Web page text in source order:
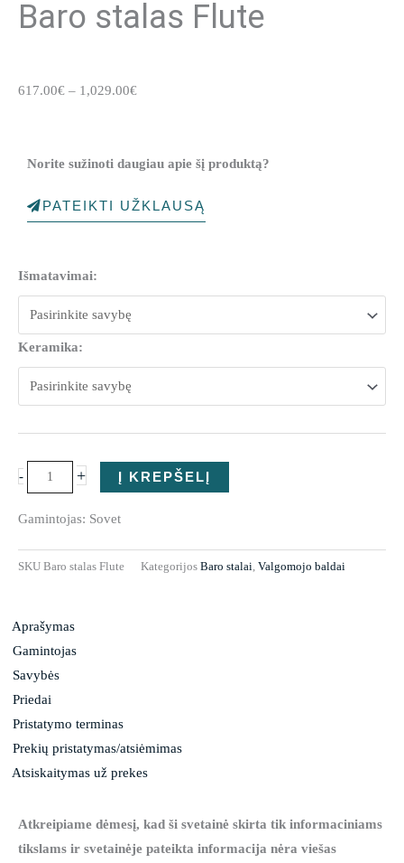
Baro stalas Flute
617.00€ – 1,029.00€
through
Norite sužinoti daugiau apie šį produktą?
PATEIKTI UŽKLAUSĄ
Išmatavimai:
Keramika:
-
kiekis:
Baro
Flute
+ Į KREPŠELĮ
Gamintojas: Sovet
SKU Baro stalas Flute Kategorijos Baro stalai, Valgomojo baldai
Aprašymas
Gamintojas
Savybės
Priedai
Pristatymo terminas
Prekių pristatymas/atsiėmimas
Atsiskaitymas už prekes
Atkreipiame dėmesį, kad ši svetainė skirta tik informaciniams
tikslams ir svetainėje pateikta informacija nėra viešas